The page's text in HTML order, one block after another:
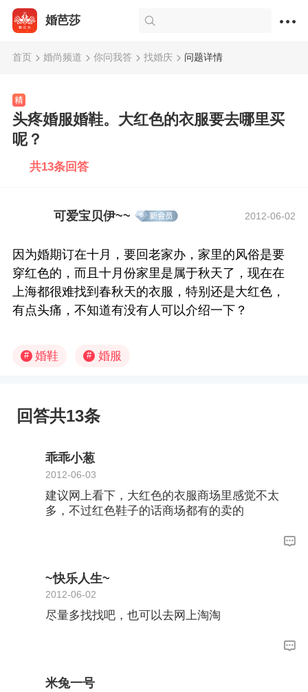
婚芭莎
首页 婚尚频道 你问我答 找婚庆 问题详情
头疼婚服婚鞋。大红色的衣服要去哪里买
呢？
共13条回答
可爱宝贝伊~~ 2012-06-02
因为婚期订在十月，要回老家办，家里的风俗是要
穿红色的，而且十月份家里是属于秋天了，现在在
上海都很难找到春秋天的衣服，特别还是大红色，
有点头痛，不知道有没有人可以介绍一下？
# 婚鞋 # 婚服
回答共13条
乖乖小葱
2012-06-03
建议网上看下，大红色的衣服商场里感觉不太
多，不过红色鞋子的话商场都有的卖的
~快乐人生~
2012-06-02
尽量多找找吧，也可以去网上淘淘
米兔一号